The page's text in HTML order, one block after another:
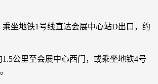
乘坐地铁1号线直达会展中心站D出口，约
1.5公里至会展中心西门，或乘坐地铁4号